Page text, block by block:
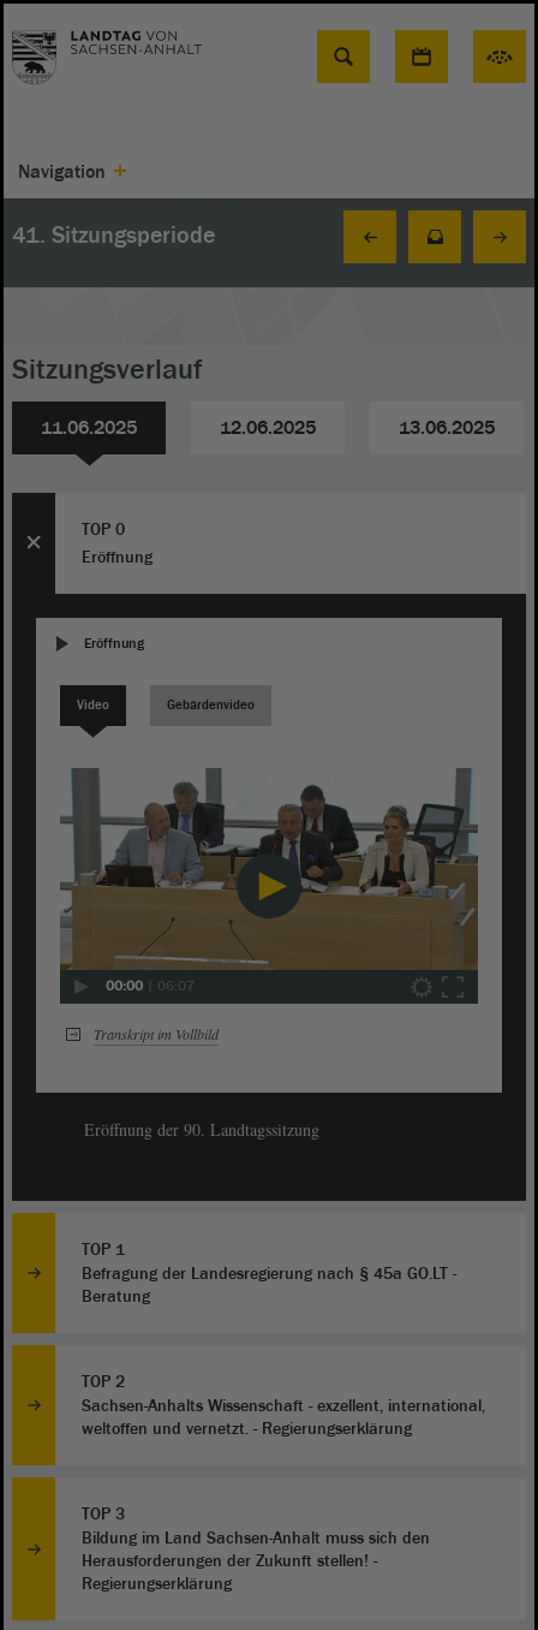
Suche
Navigation
41. Sitzungsperiode
Sitzungsverlauf
11.06.2025 12.06.2025 13.06.2025
TOP 0
Eröffnung
Eröffnung
Video Gebärdenvideo
00:00 06:07
Transkript im Vollbild
Eröffnung der 90. Landtagssitzung
TOP 1
Befragung der Landesregierung nach § 45a GO.LT -
Beratung
TOP 2
Sachsen-Anhalts Wissenschaft - exzellent, international,
weltoffen und vernetzt. - Regierungserklärung
TOP 3
Bildung im Land Sachsen-Anhalt muss sich den
Herausforderungen der Zukunft stellen! -
Regierungserklärung